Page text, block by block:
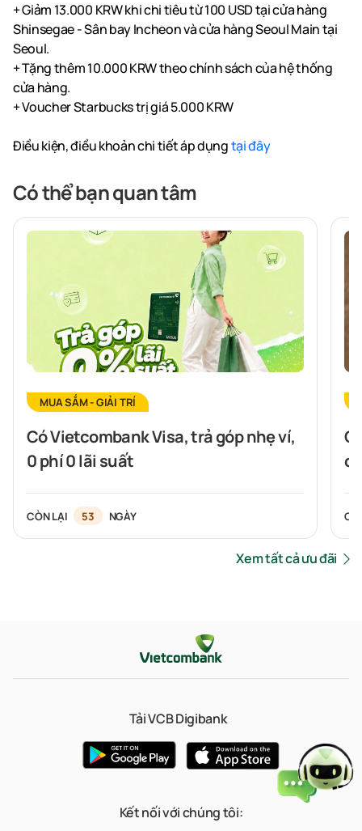
+ Giảm 13.000 KRW khi chi tiêu từ 100 USD tại cửa hàng
Shinsegae - Sân bay Incheon và cửa hàng Seoul Main tại
Seoul.
+ Tặng thêm 10.000 KRW theo chính sách của hệ thống
cửa hàng.
+ Voucher Starbucks trị giá 5.000 KRW
Điều kiện, điều khoản chi tiết áp dụngtại đây
Có thể bạn quan tâm
MUA SẮM - GIẢI TRÍ
Có Vietcombank Visa, trả góp nhẹ ví,
0 phí 0 lãi suất
CÒN LẠI 53 NGÀY
Xem tất cả ưu đãi
Tải VCB Digibank
Kết nối với chúng tôi: